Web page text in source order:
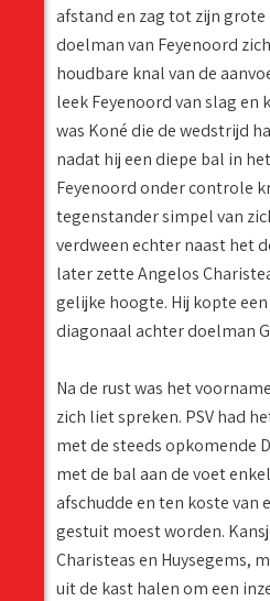
afstand en zag tot zijn
doelman van Feyenoord
houdbare knal van de
leek Feyenoord van slag en
was Koné die de wedstrijd
nadat hij een diepe bal in
Feyenoord onder controle
tegenstander simpel van
verdween echter naast het
later zette Angelos
gelijke hoogte. Hij kopte
diagonaal achter doelman
Na de rust was het
zich liet spreken. PSV had
met de steeds opkomende
met de bal aan de voet
afschudde en ten koste van
gestuit moest worden.
Charisteas en Huysegems,
uit de kast halen om een